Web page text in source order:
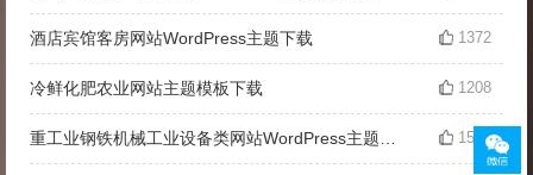
酒店宾馆客房网站WordPress主题下载 1372
冷鲜化肥农业网站主题模板下载 1208
1555